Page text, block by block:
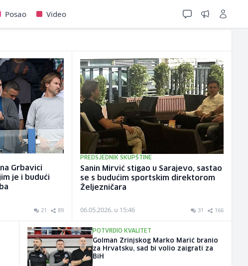
Posao Video
Grbavici
je i budući
21 89
PREDSJEDNIK SKUPŠTINE
Sanin Mirvić stigao u Sarajevo, sastao
se s budućim sportskim direktorom
Željezničara
06.05.2026. u 15:46 31 166
POTVRDIO KVALITET
Golman Zrinjskog Marko Marić branio
za Hrvatsku, sad bi volio zaigrati za
BiH